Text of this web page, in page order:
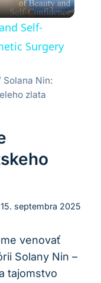
Self-
Surgery
Solana Nin:
zlata
15. septembra 2025
venovať
Solany Nin –
tajomstvo